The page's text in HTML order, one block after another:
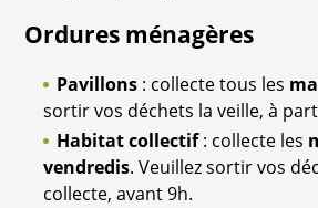
Ordures ménagères
Pavillons: collecte tous les
sortir vos déchets la veille, à
Habitat collectif: collecte les
vendredis. Veuillez sortir vos
collecte, avant 9h.